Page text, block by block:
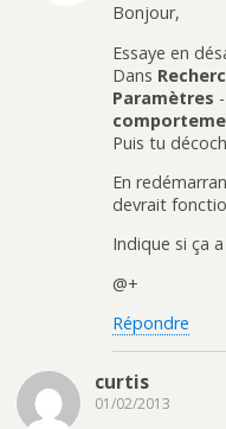
Bonjour,
Essaye en
Dans
Paramètres
Puis tu
En
devrait
Indique si ça
@+
Répondre
curtis
01/02/2013